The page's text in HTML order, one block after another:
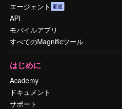
エージェント 新規
API
モバイルアプリ
すべてのMagnificツール
はじめに
Academy
ドキュメント
サポート